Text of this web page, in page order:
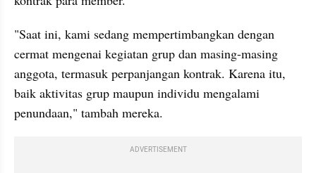
"Saat ini, kami sedang mempertimbangkan dengan
cermat mengenai kegiatan grup dan masing-masing
anggota, termasuk perpanjangan kontrak. Karena itu,
baik aktivitas grup maupun individu mengalami
penundaan," tambah mereka.
ADVERTISEMENT